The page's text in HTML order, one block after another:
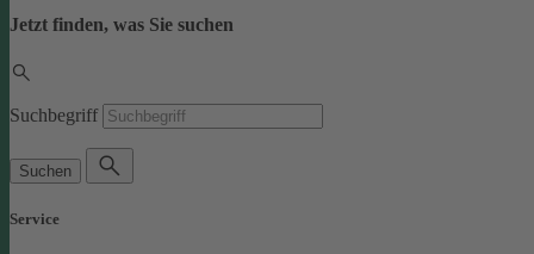
Jetzt finden, was Sie suchen
Suchbegriff
Suchen
Service